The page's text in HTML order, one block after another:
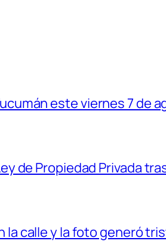
este viernes 7 de
de Propiedad Privada
calle y la foto generó